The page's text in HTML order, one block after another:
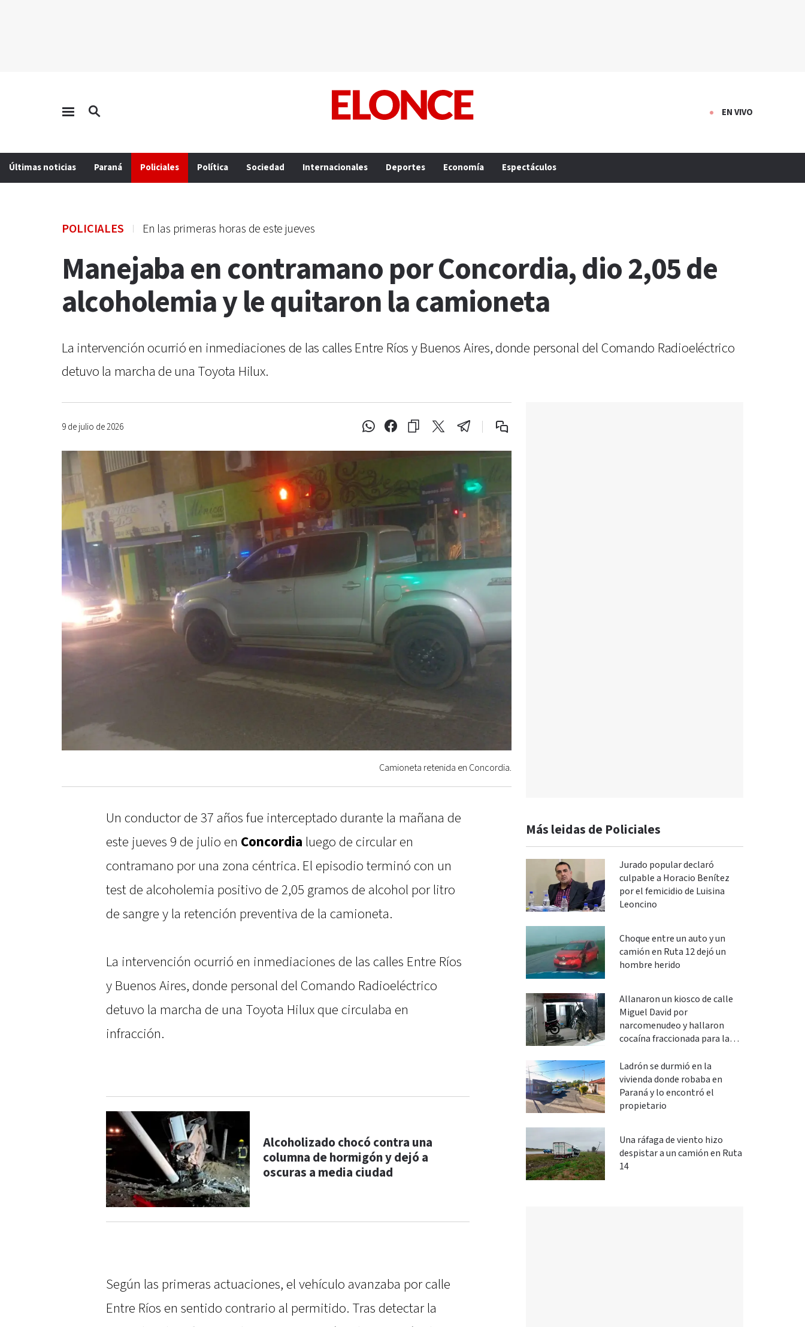
EN VIVO
Últimas noticias Paraná Policiales Política Sociedad Internacionales Deportes Economía Espectáculos
POLICIALES En las primeras horas de este jueves
Manejaba en contramano por Concordia, dio 2,05 de
alcoholemia y le quitaron la camioneta
La intervención ocurrió en inmediaciones de las calles Entre Ríos y Buenos Aires, donde personal del Comando Radioeléctrico
detuvo la marcha de una Toyota Hilux.
9 de julio de 2026
Camioneta retenida en Concordia.
Un conductor de 37 años fue interceptado durante la mañana de
este jueves 9 de julio en Concordia luego de circular en
contramano por una zona céntrica. El episodio terminó con un
test de alcoholemia positivo de 2,05 gramos de alcohol por litro
de sangre y la retención preventiva de la camioneta.
La intervención ocurrió en inmediaciones de las calles Entre Ríos
y Buenos Aires, donde personal del Comando Radioeléctrico
detuvo la marcha de una Toyota Hilux que circulaba en
infracción.
Alcoholizado chocó contra una
columna de hormigón y dejó a
oscuras a media ciudad
Según las primeras actuaciones, el vehículo avanzaba por calle
Entre Ríos en sentido contrario al permitido. Tras detectar la
Más leidas de Policiales
Jurado popular declaró
culpable a Horacio Benítez
por el femicidio de Luisina
Leoncino
Choque entre un auto y un
camión en Ruta 12 dejó un
hombre herido
Allanaron un kiosco de calle
Miguel David por
narcomenudeo y hallaron
cocaína fraccionada para la
Ladrón se durmió en la
vivienda donde robaba en
Paraná y lo encontró el
propietario
Una ráfaga de viento hizo
despistar a un camión en Ruta
14